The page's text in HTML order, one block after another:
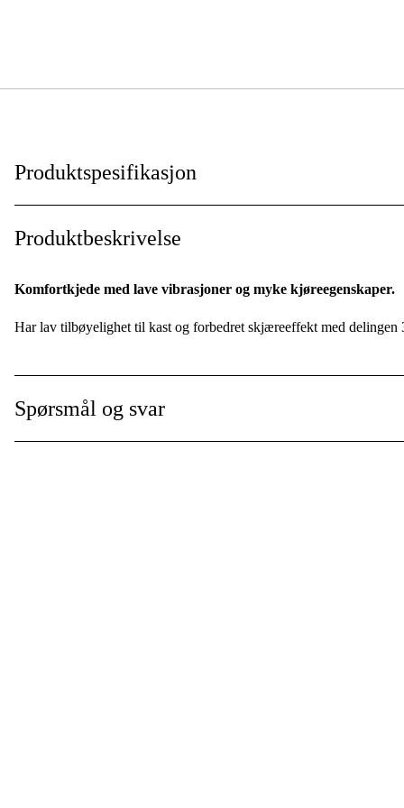
Produktspesifikasjon
Drivlenker:
Skjæretanntype:
Garanti:
Produktbeskrivelse
Komfortkjede med lave vibrasjoner og myke kjøreegenskaper.
Har lav tilbøyelighet til kast og forbedret skjæreeffekt med delingen
Spørsmål og svar